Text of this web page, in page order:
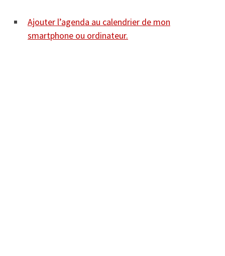
Ajouter l’agenda au calendrier de mon
smartphone ou ordinateur.